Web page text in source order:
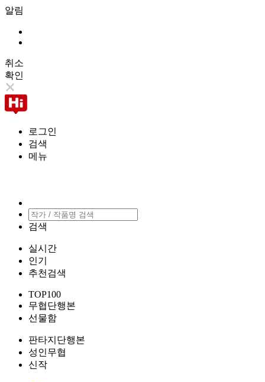
알림
취소
확인
로그인
검색
메뉴
검색
실시간
인기
추천검색
TOP100
무협단행본
선물함
판타지단행본
성인무협
신작